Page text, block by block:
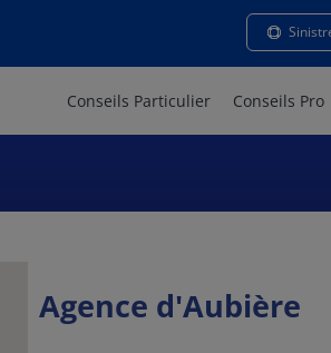
Conseils Particulier Conseils Pro
Agence d'Aubière